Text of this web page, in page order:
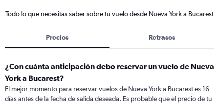
Todo lo que necesitas saber sobre tu vuelo desde Nueva York a Bucarest
Precios Retrasos
¿Con cuánta anticipación debo reservar un vuelo de Nueva
York a Bucarest?
El mejor momento para reservar vuelos de Nueva York a Bucarest es 16
días antes de la fecha de salida deseada. Es probable que el precio de tu